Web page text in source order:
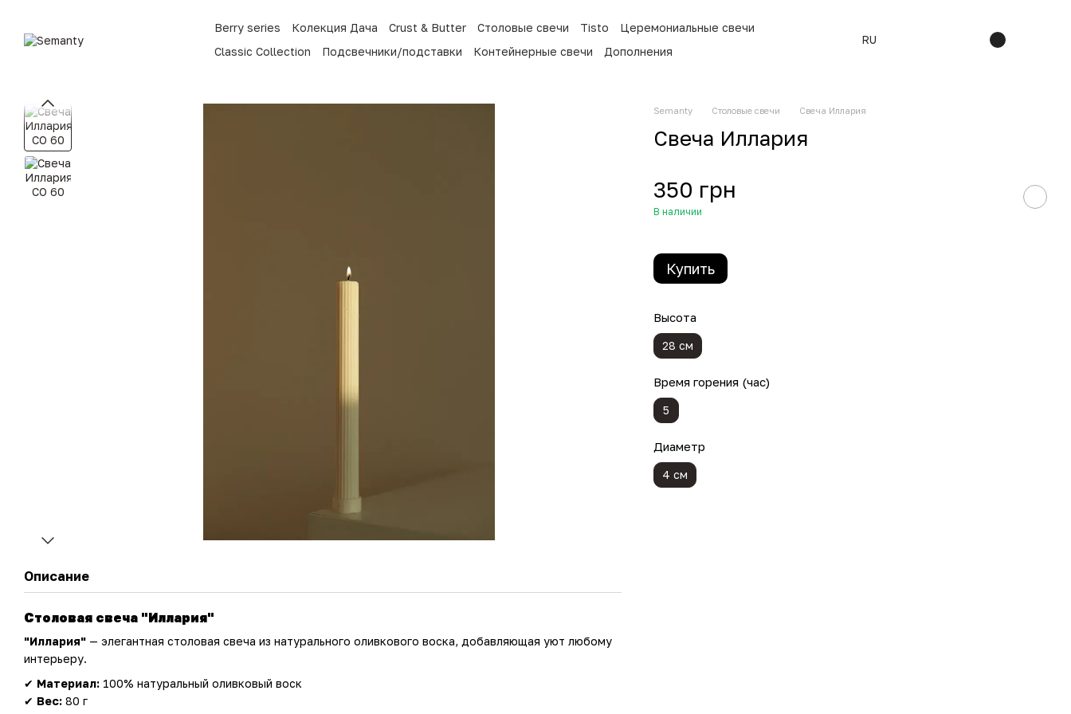
Berry series
Колекция Дача Crust & Butter Столовые свечи Tisto
Церемониальные свечи
Classic Collection
Подсвечники/подставки Контейнерные свечи Дополнения
RU
Описание
Столовая свеча "Иллария"
"Иллария" — элегантная столовая свеча из натурального оливкового воска, добавляющая уют любому
интерьеру.
✔ Материал: 100% натуральный оливковый воск
✔ Вес: 80 г
Semanty Столовые свечи Свеча Иллария
Свеча Иллария
350 грн
В наличии
Купить
Высота
28 см
Время горения (час)
5
Диаметр
4 см